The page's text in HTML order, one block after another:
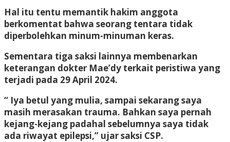
Hal itu tentu memantik hakim anggota
berkomentat bahwa seorang tentara tidak
diperbolehkan minum-minuman keras.
Sementara tiga saksi lainnya membenarkan
keterangan dokter Mae’dy terkait peristiwa yang
terjadi pada 29 April 2024.
“ Iya betul yang mulia, sampai sekarang saya
masih merasakan trauma. Bahkan saya pernah
kejang-kejang padahal sebelumnya saya tidak
ada riwayat epilepsi,” ujar saksi CSP.